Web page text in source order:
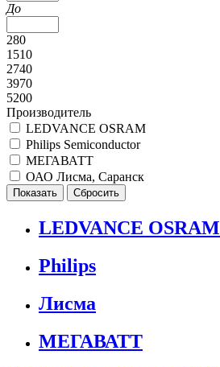
До
280
1510
2740
3970
5200
Производитель
LEDVANCE OSRAM
Philips Semiconductor
МЕГАВАТТ
ОАО Лисма, Саранск
LEDVANCE OSRAM
Philips
Лисма
МЕГАВАТТ